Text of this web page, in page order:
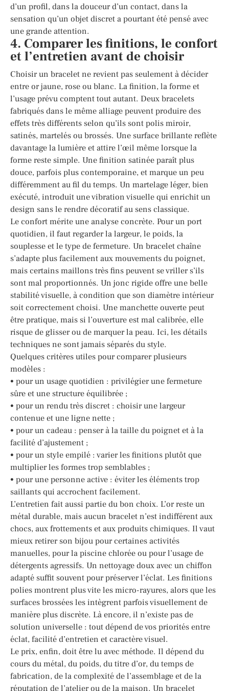
d’un profil, dans la douceur d’un contact, dans la
sensation qu’un objet discret a pourtant été pensé avec
une grande attention.
4. Comparer les finitions, le confort
et l’entretien avant de choisir
Choisir un bracelet ne revient pas seulement à décider
entre or jaune, rose ou blanc. La finition, la forme et
l’usage prévu comptent tout autant. Deux bracelets
fabriqués dans le même alliage peuvent produire des
effets très différents selon qu’ils sont polis miroir,
satinés, martelés ou brossés. Une surface brillante reflète
davantage la lumière et attire l’œil même lorsque la
forme reste simple. Une finition satinée paraît plus
douce, parfois plus contemporaine, et marque un peu
différemment au fil du temps. Un martelage léger, bien
exécuté, introduit une vibration visuelle qui enrichit un
design sans le rendre décoratif au sens classique.
Le confort mérite une analyse concrète. Pour un port
quotidien, il faut regarder la largeur, le poids, la
souplesse et le type de fermeture. Un bracelet chaîne
s’adapte plus facilement aux mouvements du poignet,
mais certains maillons très fins peuvent se vriller s’ils
sont mal proportionnés. Un jonc rigide offre une belle
stabilité visuelle, à condition que son diamètre intérieur
soit correctement choisi. Une manchette ouverte peut
être pratique, mais si l’ouverture est mal calibrée, elle
risque de glisser ou de marquer la peau. Ici, les détails
techniques ne sont jamais séparés du style.
Quelques critères utiles pour comparer plusieurs
modèles :
• pour un usage quotidien : privilégier une fermeture
sûre et une structure équilibrée ;
• pour un rendu très discret : choisir une largeur
contenue et une ligne nette ;
• pour un cadeau : penser à la taille du poignet et à la
facilité d’ajustement ;
• pour un style empilé : varier les finitions plutôt que
multiplier les formes trop semblables ;
• pour une personne active : éviter les éléments trop
saillants qui accrochent facilement.
L’entretien fait aussi partie du bon choix. L’or reste un
métal durable, mais aucun bracelet n’est indifférent aux
chocs, aux frottements et aux produits chimiques. Il vaut
mieux retirer son bijou pour certaines activités
manuelles, pour la piscine chlorée ou pour l’usage de
détergents agressifs. Un nettoyage doux avec un chiffon
adapté suffit souvent pour préserver l’éclat. Les finitions
polies montrent plus vite les micro-rayures, alors que les
surfaces brossées les intègrent parfois visuellement de
manière plus discrète. Là encore, il n’existe pas de
solution universelle : tout dépend de vos priorités entre
éclat, facilité d’entretien et caractère visuel.
Le prix, enfin, doit être lu avec méthode. Il dépend du
cours du métal, du poids, du titre d’or, du temps de
fabrication, de la complexité de l’assemblage et de la
réputation de l’atelier ou de la maison. Un bracelet